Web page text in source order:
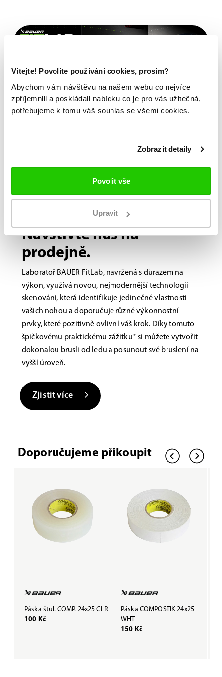
Vítejte! Povolíte používání cookies, prosím?
Abychom vám návštěvu na našem webu co nejvíce
zpříjemnili a poskládali nabídku co je pro vás užitečná,
potřebujeme k tomu váš souhlas se všemi cookies.
Zobrazit detaily
Povolit vše
Upravit
Bauer FITLAB
Brusle na míru?
Navštivte nás na
prodejně.
Laboratoř BAUER FitLab, navržená s důrazem na
výkon, využívá novou, nejmodernější technologii
skenování, která identifikuje jedinečné vlastnosti
vašich nohou a doporučuje různé výkonnostní
prvky, které pozitivně ovlivní váš krok. Díky tomuto
špičkovému praktickému zážitku* si můžete vytvořit
dokonalou brusli od ledu a posunout své bruslení na
vyšší úroveň.
Zjistit více
Doporučujeme přikoupit
Páska štul. COMP. 24x25 CLR
100 Kč
Páska COMPOSTIK 24x25
WHT
150 Kč